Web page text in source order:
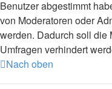
Benutzer abgestimmt
von Moderatoren oder
werden. Dadurch soll die
Umfragen verhindert
Nach oben